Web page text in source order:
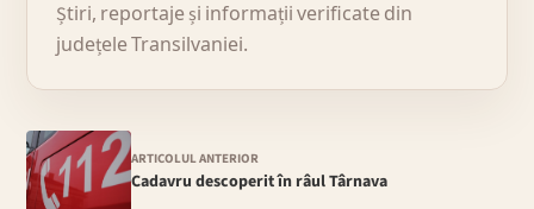
Știri, reportaje și informații verificate din
județele Transilvaniei.
ARTICOLUL ANTERIOR
Cadavru descoperit în râul Târnava